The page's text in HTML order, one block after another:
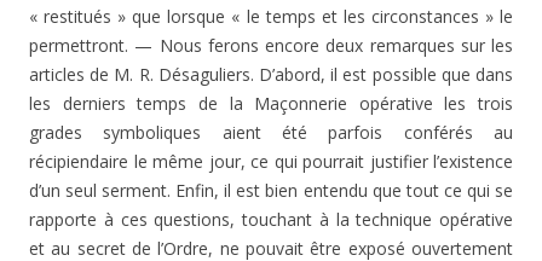
« restitués » que lorsque « le temps et les cir­constances » le
permettront. — Nous ferons encore deux remarques sur les
articles de M. R. Désaguliers. D’abord, il est possible que dans
les derniers temps de la Maçon­nerie opérative les trois
grades symboliques aient été par­fois conférés au
récipiendaire le même jour, ce qui pour­rait justifier l’existence
d’un seul serment. Enfin, il est bien entendu que tout ce qui se
rapporte à ces questions, touchant à la technique opérative
et au secret de l’Ordre, ne pouvait être exposé ouvertement